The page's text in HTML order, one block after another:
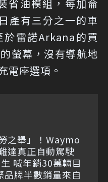
省油模組，每加侖
產有三分之一的車
於雷諾Arkana的買
螢幕，沒有導航地
電座選項。
之舉」！Waymo
達真正自動駕駛
喊年銷30萬輛目
品牌半數銷量來自